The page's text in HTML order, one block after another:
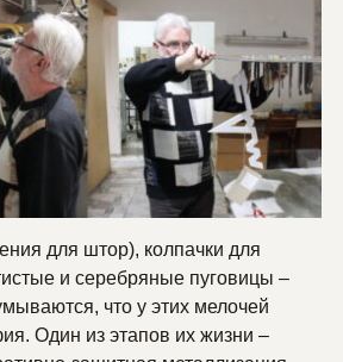
для штор), колпачки для
и серебряные пуговицы –
что у этих мелочей
Один из этапов их жизни –